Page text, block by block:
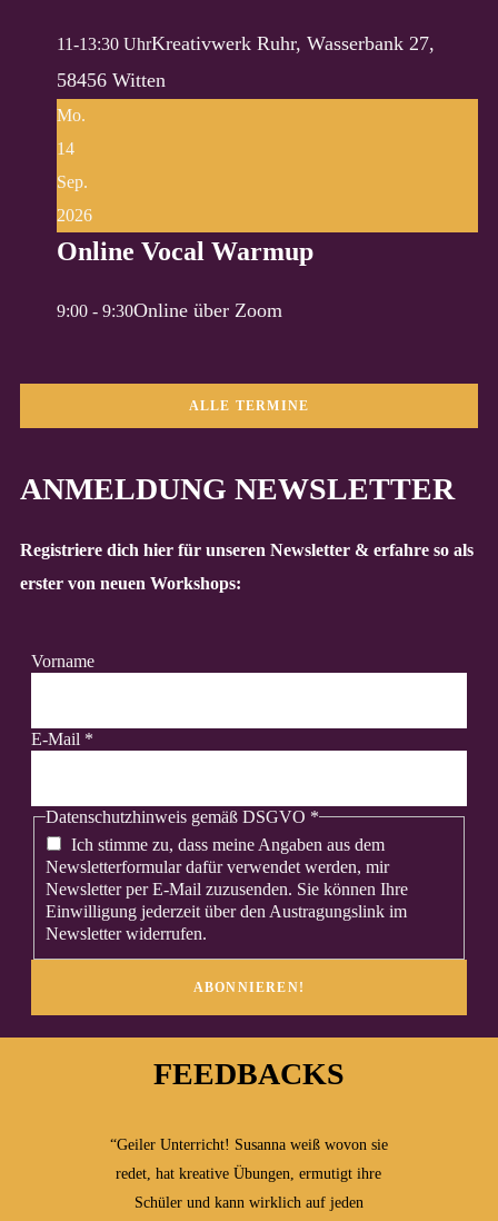
11-13:30 UhrKreativwerk Ruhr, Wasserbank 27,
58456 Witten
Mo.
14
Sep.
2026
Online Vocal Warmup
9:00 - 9:30Online über Zoom
ALLE TERMINE
ANMELDUNG NEWSLETTER
Registriere dich hier für unseren Newsletter & erfahre so als
erster von neuen Workshops:
Vorname
E-Mail *
Datenschutzhinweis gemäß DSGVO *
Ich stimme zu, dass meine Angaben aus dem
Newsletterformular dafür verwendet werden, mir
Newsletter per E-Mail zuzusenden. Sie können Ihre
Einwilligung jederzeit über den Austragungslink im
Newsletter widerrufen.
FEEDBACKS
“Geiler Unterricht! Susanna weiß wovon sie
redet, hat kreative Übungen, ermutigt ihre
Schüler und kann wirklich auf jeden